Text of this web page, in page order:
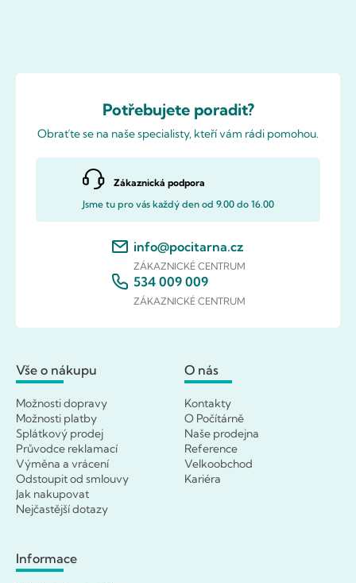
Potřebujete poradit?
Obraťte se na naše specialisty, kteří vám rádi pomohou.
Zákaznická podpora
Jsme tu pro vás každý den od 9.00 do 16.00
info@pocitarna.cz
ZÁKAZNICKÉ CENTRUM
534 009 009
ZÁKAZNICKÉ CENTRUM
Vše o nákupu
Možnosti dopravy
Možnosti platby
Splátkový prodej
Průvodce reklamací
Výměna a vrácení
Odstoupit od smlouvy
Jak nakupovat
Nejčastější dotazy
O nás
Kontakty
O Počítárně
Naše prodejna
Reference
Velkoobchod
Kariéra
Informace